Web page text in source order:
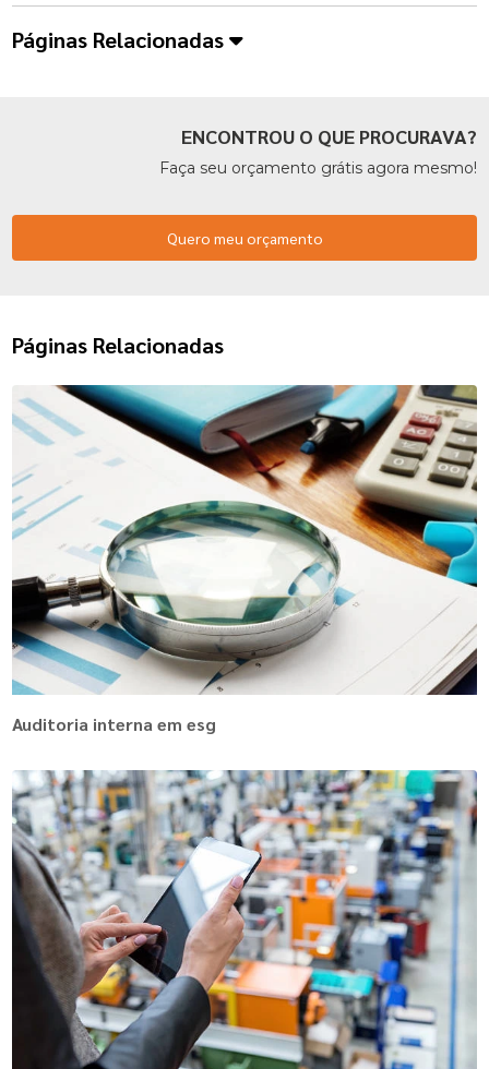
Páginas Relacionadas
ENCONTROU O QUE PROCURAVA?
Faça seu orçamento grátis agora mesmo!
Quero meu orçamento
Páginas Relacionadas
Auditoria interna em esg